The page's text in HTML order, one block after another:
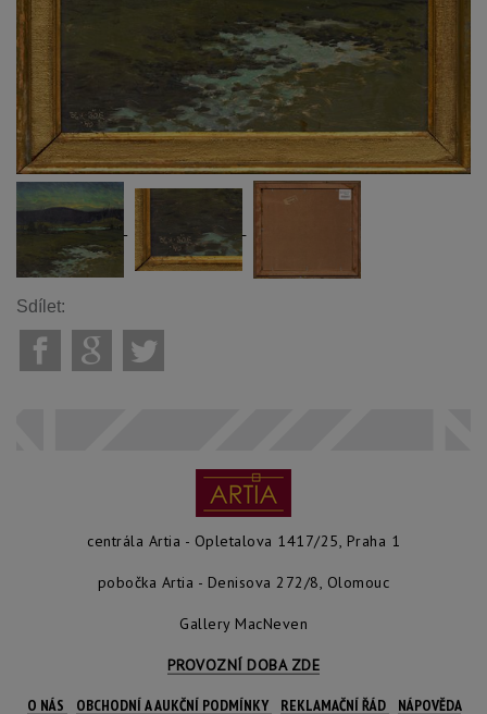
Sdílet:
centrála Artia - Opletalova 1417/25, Praha 1
pobočka Artia - Denisova 272/8, Olomouc
Gallery MacNeven
PROVOZNÍ DOBA ZDE
O NÁS OBCHODNÍ A AUKČNÍ PODMÍNKY REKLAMAČNÍ ŘÁD NÁPOVĚDA